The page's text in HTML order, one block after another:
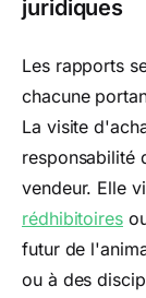
juridiques
Les rapports
chacune
La visite
responsabilité
vendeur. Elle
rédhibitoires
futur de
ou à des